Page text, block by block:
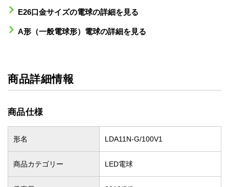
E26口金サイズの電球の詳細を見る
A形（一般電球形）電球の詳細を見る
商品詳細情報
商品仕様
形名 LDA11N-G/100V1
商品カテゴリー LED電球